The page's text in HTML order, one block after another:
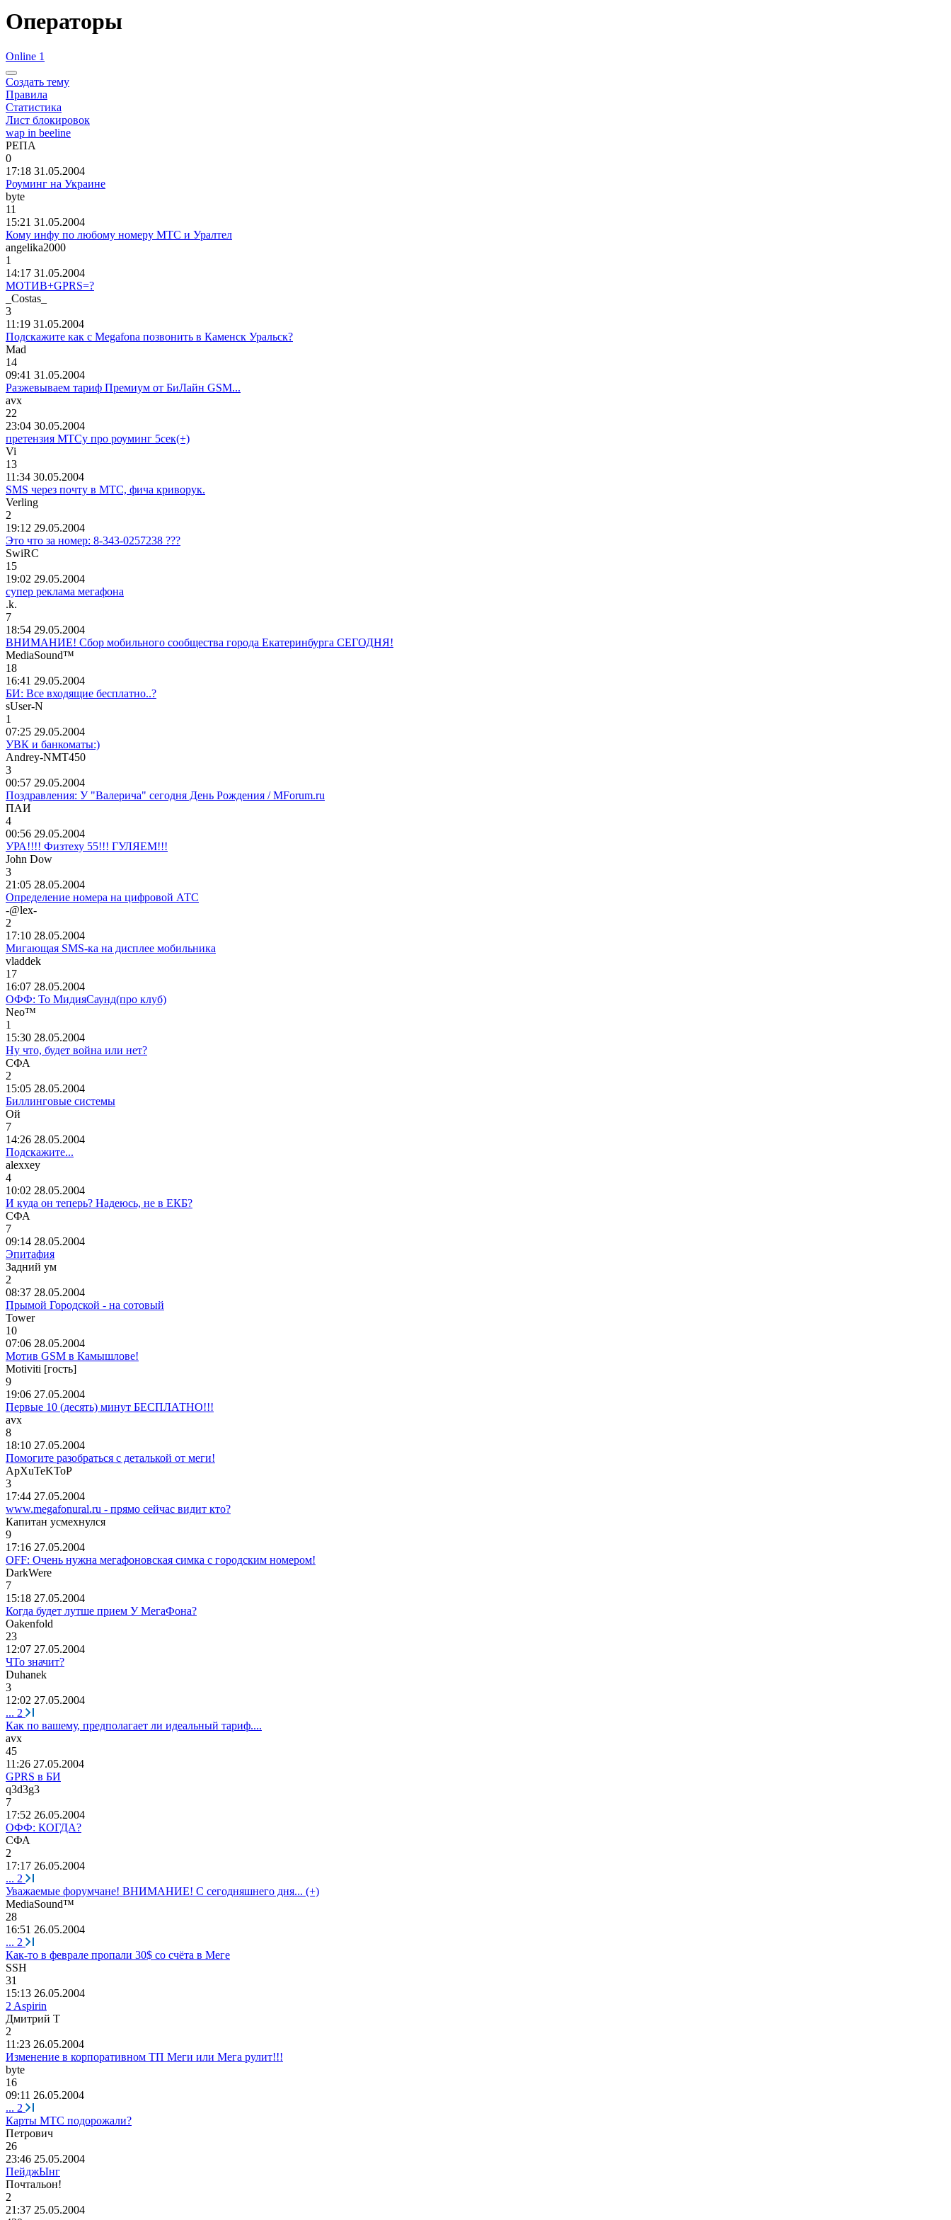
Операторы
Online 1
Создать тему
Правила
Статистика
Лист блокировок
wap in beeline
РЕПА
0
17:18 31.05.2004
Роуминг на Украине
byte
11
15:21 31.05.2004
Кому инфу по любому номеру МТС и Уралтел
angelika2000
1
14:17 31.05.2004
МОТИВ+GPRS=?
_Costas_
3
11:19 31.05.2004
Подскажите как с Megafona позвонить в Каменск Уральск?
Mаd
14
09:41 31.05.2004
Разжевываем тариф Премиум от БиЛайн GSM...
avx
22
23:04 30.05.2004
претензия МТСу про роуминг 5сек(+)
Vi
13
11:34 30.05.2004
SMS через почту в МТС, фича криворук.
Verling
2
19:12 29.05.2004
Это что за номер: 8-343-0257238 ???
SwiRC
15
19:02 29.05.2004
супер реклама мегафона
.k.
7
18:54 29.05.2004
ВНИМАНИЕ! Сбор мобильного сообщества города Екатеринбурга СЕГОДНЯ!
MediaSound™
18
16:41 29.05.2004
БИ: Все входящие бесплатно..?
sUser-N
1
07:25 29.05.2004
УВК и банкоматы:)
Andrеy-NMT450
3
00:57 29.05.2004
Поздравления: У "Валерича" сегодня День Рождения / MForum.ru
ПАИ
4
00:56 29.05.2004
УРА!!!! Физтеху 55!!! ГУЛЯЕМ!!!
John Dow
3
21:05 28.05.2004
Определение номера на цифровой АТС
-@lex-
2
17:10 28.05.2004
Мигающая SMS-ка на дисплее мобильника
vladdek
17
16:07 28.05.2004
ОФФ: То МидияСаунд(про клуб)
Neo™
1
15:30 28.05.2004
Ну что, будет война или нет?
СФА
2
15:05 28.05.2004
Биллинговые системы
Ой
7
14:26 28.05.2004
Подскажите...
alexxey
4
10:02 28.05.2004
И куда он теперь? Надеюсь, не в ЕКБ?
СФА
7
09:14 28.05.2004
Эпитафия
Задний ум
2
08:37 28.05.2004
Прымой Городской - на сотовый
Tower
10
07:06 28.05.2004
Мотив GSM в Камышлове!
Motiviti [гость]
9
19:06 27.05.2004
Первые 10 (десять) минут БЕСПЛАТНО!!!
avx
8
18:10 27.05.2004
Помогите разобраться с деталькой от меги!
ApXuTeKToP
3
17:44 27.05.2004
www.megafonural.ru - прямо сейчас видит кто?
Капитан усмехнулся
9
17:16 27.05.2004
OFF: Очень нужна мегафоновская симка с городским номером!
DarkWere
7
15:18 27.05.2004
Когда будет лутше прием У МегаФона?
Oakenfold
23
12:07 27.05.2004
ЧТо значит?
Duhanek
3
12:02 27.05.2004
... 2
Как по вашему, предполагает ли идеальный тариф....
avx
45
11:26 27.05.2004
GPRS в БИ
q3d3g3
7
17:52 26.05.2004
ОФФ: КОГДА?
СФА
2
17:17 26.05.2004
... 2
Уважаемые форумчане! ВНИМАНИЕ! С сегодняшнего дня... (+)
MediaSound™
28
16:51 26.05.2004
... 2
Как-то в феврале пропали 30$ cо счёта в Меге
SSH
31
15:13 26.05.2004
2 Aspirin
Дмитрий Т
2
11:23 26.05.2004
Изменение в корпоративном ТП Меги или Мега рулит!!!
byte
16
09:11 26.05.2004
... 2
Карты МТС подорожали?
Петрович
26
23:46 25.05.2004
ПейджЫнг
Почтальон!
2
21:37 25.05.2004